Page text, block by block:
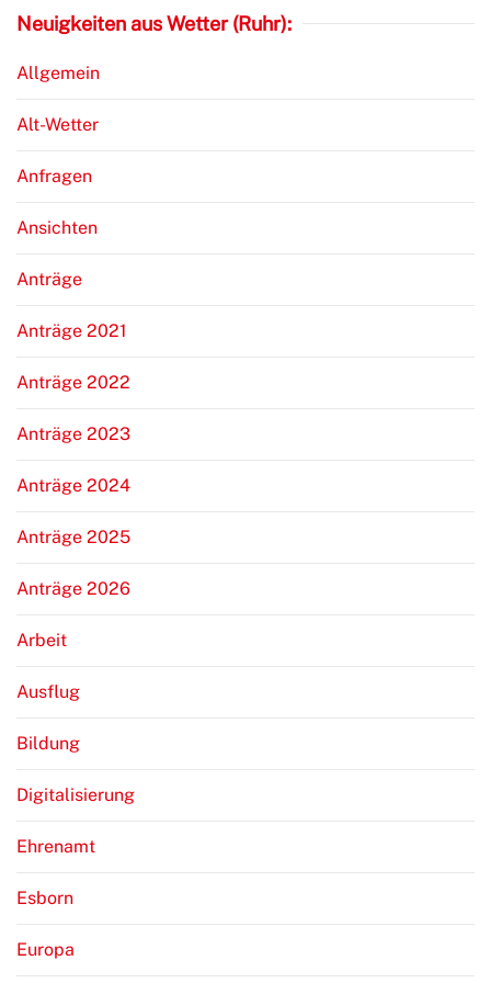
Neuigkeiten aus Wetter (Ruhr):
Allgemein
Alt-Wetter
Anfragen
Ansichten
Anträge
Anträge 2021
Anträge 2022
Anträge 2023
Anträge 2024
Anträge 2025
Anträge 2026
Arbeit
Ausflug
Bildung
Digitalisierung
Ehrenamt
Esborn
Europa